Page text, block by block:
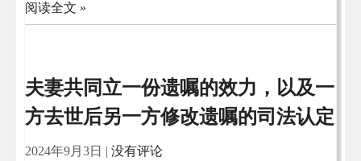
阅读全文 »
夫妻共同立一份遗嘱的效力，以及一
方去世后另一方修改遗嘱的司法认定
2024年9月3日 | 没有评论